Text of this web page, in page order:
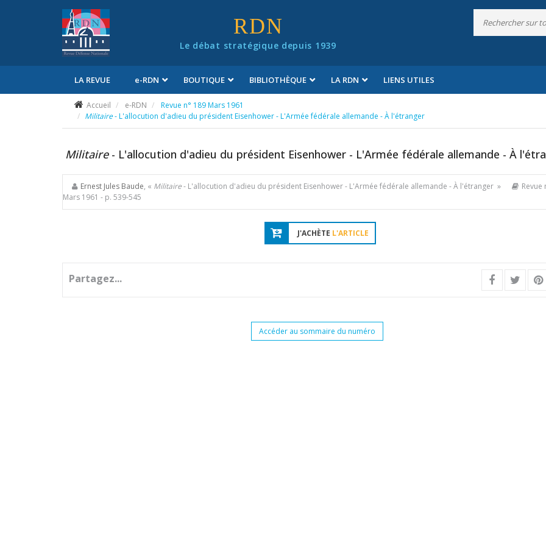
RDN
Le débat stratégique depuis 1939
LA REVUE e-RDN BOUTIQUE BIBLIOTHÈQUE LA RDN LIENS UTILES
Accueil e-RDN
Revue n° 189 Mars 1961
Militaire- L'allocution d'adieu du président Eisenhower - L'Armée fédérale allemande - À l'étranger
Militaire - L'allocution d'adieu du président Eisenhower - L'Armée fédérale allemande - À
Ernest Jules Baude, « Militaire- L'allocution d'adieu du président Eisenhower - L'Armée fédérale allemande - À l'étranger »
Revue
Mars 1961 - p. 539-545
J'ACHÈTE L'ARTICLE
Partagez...
Accéder au sommaire du numéro